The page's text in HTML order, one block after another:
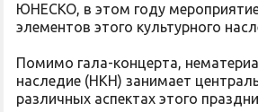
ЮНЕСКО, в этом году
элементов этого культурного
Помимо гала-концерта,
наследие (НКН) занимает
различных аспектах этого